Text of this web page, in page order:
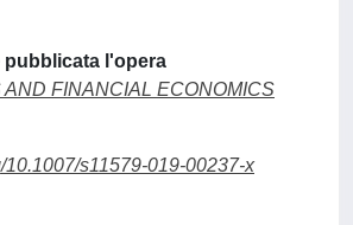
pubblicata l'opera
AND FINANCIAL ECONOMICS
10.1007/s11579-019-00237-x